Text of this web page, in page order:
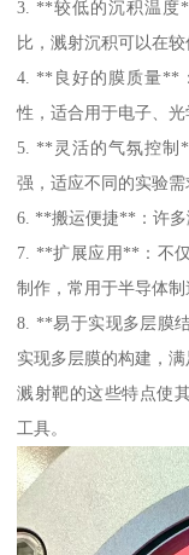
3. **较低的沉积温度
比，溅射沉积可以在
4. **良好的膜质量**
性，适合用于电子、光
5. **灵活的气氛控制
强，适应不同的实验需
6. **搬运便捷**：许多
7. **扩展应用**：不
制作，常用于半导体制
8. **易于实现多层膜
实现多层膜的构建，满
溅射靶的这些特点使
工具。